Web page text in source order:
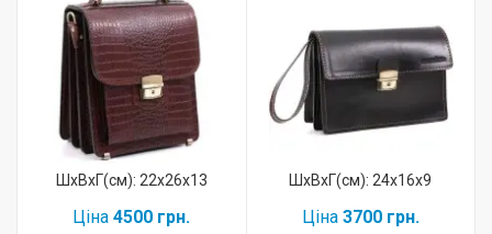
ШхВхГ(см): 22x26x13
Ціна 4500 грн.
ШхВхГ(см): 24x16x9
Ціна 3700 грн.